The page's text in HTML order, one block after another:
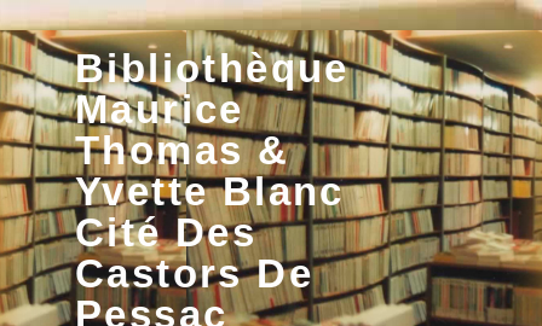
Aller
au
contenuBibliothèque
Maurice
Thomas &
Yvette Blanc
Cité Des
Castors De
Pessac